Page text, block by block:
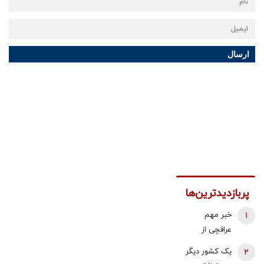
ارسال
پربازدیدترین‌ها
خبر مهم
عراقچی از
1
یک کشور دیگر
2